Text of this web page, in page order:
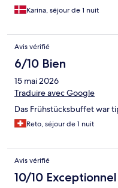
Karina, séjour de 1 nuit
Avis vérifié
6/10 Bien
15 mai 2026
Traduire avec Google
Das Frühstücksbuffet war
Reto, séjour de 1 nuit
Avis vérifié
10/10 Exceptionnel